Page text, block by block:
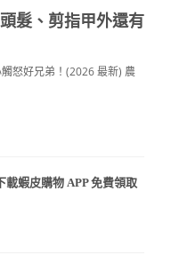
髮、剪指甲外還有
怒好兄弟！(2026 最新) 農
蝦皮購物 APP 免費領取